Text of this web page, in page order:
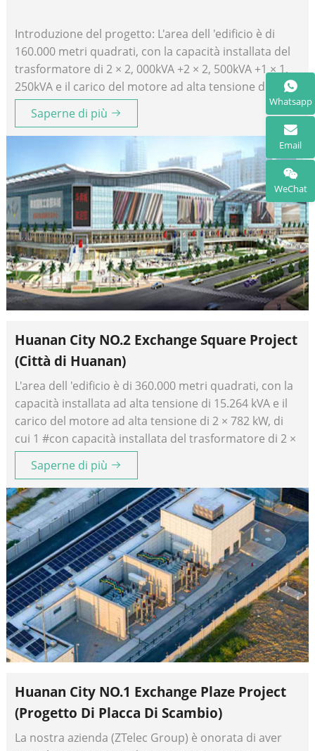
Introduzione del progetto: L'area dell 'edificio è di
160.000 metri quadrati, con la capacità installata del
trasformatore di 2 × 2, 000kVA +2 × 2, 500kVA +1 × 1,
250kVA e il carico del motore ad alta tensione di 2,
206kW.
Saperne di più
Huanan City NO.2 Exchange Square Project
(Città di Huanan)
L'area dell 'edificio è di 360.000 metri quadrati, con la
capacità installata ad alta tensione di 15.264 kVA e il
carico del motore ad alta tensione di 2 × 782 kW, di
cui 1 #con capacità installata del trasformatore di 2 ×
1, 250 kVA +2 × 1, 600 kVA +2 × 2000 kVA, 2 #con
capacità installata del trasformatore di 4 × 1, 000 kVA
Il modello del trasformatore applicato al progetto è
SCB12 10/0.
Saperne di più
Huanan City NO.1 Exchange Plaze Project
(Progetto Di Placca Di Scambio)
La nostra azienda (ZTelec Group) è onorata di aver
Whatsapp
Email
WeChat